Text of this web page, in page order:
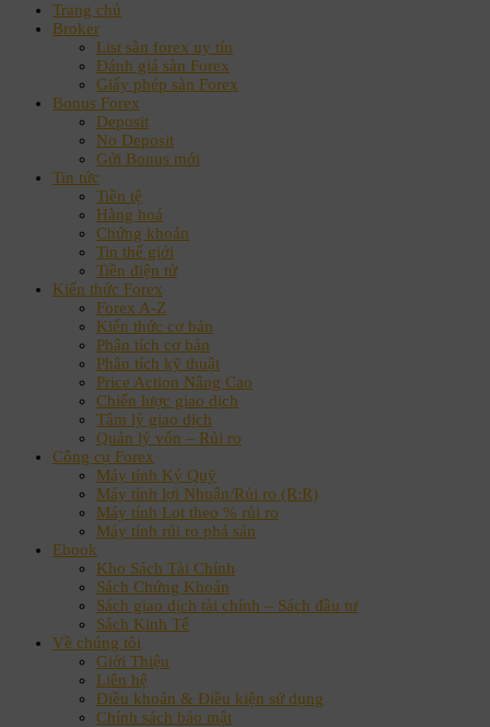
Trang chủ
Broker
List sàn forex uy tín
Đánh giá sàn Forex
Giấy phép sàn Forex
Bonus Forex
Deposit
No Deposit
Gửi Bonus mới
Tin tức
Tiền tệ
Hàng hoá
Chứng khoán
Tin thế giới
Tiền điện tử
Kiến thức Forex
Forex A-Z
Kiến thức cơ bản
Phân tích cơ bản
Phân tích kỹ thuật
Price Action Nâng Cao
Chiến lược giao dịch
Tâm lý giao dịch
Quản lý vốn – Rủi ro
Công cụ Forex
Máy tính Ký Quỹ
Máy tính lợi Nhuận/Rủi ro (R:R)
Máy tính Lot theo % rủi ro
Máy tính rủi ro phá sản
Ebook
Kho Sách Tài Chính
Sách Chứng Khoán
Sách giao dịch tài chính – Sách đầu tư
Sách Kinh Tế
Về chúng tôi
Giới Thiệu
Liên hệ
Điều khoản & Điều kiện sử dụng
Chính sách bảo mật